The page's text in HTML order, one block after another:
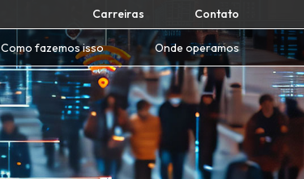
Carreiras Contato
Como fazemos isso Onde operamos